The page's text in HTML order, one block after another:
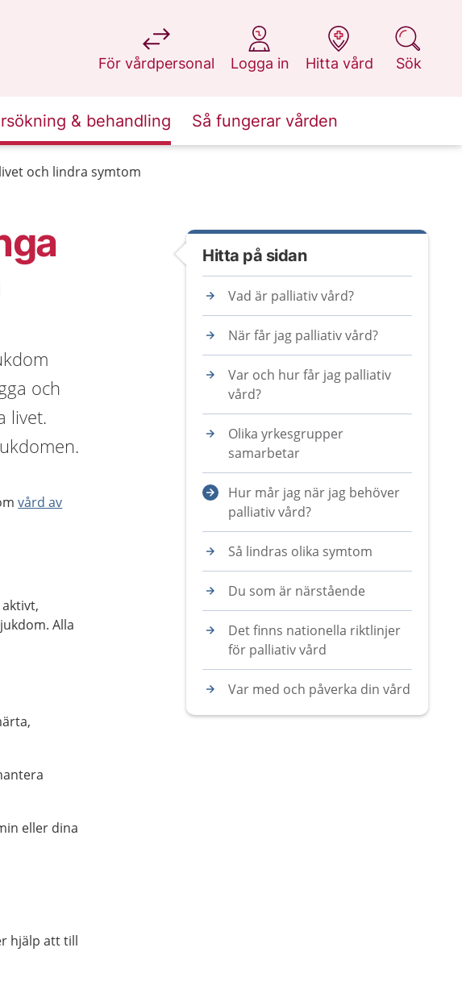
För vårdpersonal
på 1177.se
Logga in
på 1177.se
Hitta vård
på 1177.se
Sök
på 1177.se
& behandling Så fungerar vården
och lindra symtom
och
livet.
vård av
Alla
eller dina
hjälp att till
Hitta på sidan
Vad är palliativ vård?
När får jag palliativ vård?
Var och hur får jag palliativ
vård?
Olika yrkesgrupper
samarbetar
Hur mår jag när jag behöver
palliativ vård?
Så lindras olika symtom
Du som är närstående
Det finns nationella riktlinjer
för palliativ vård
Var med och påverka din vård